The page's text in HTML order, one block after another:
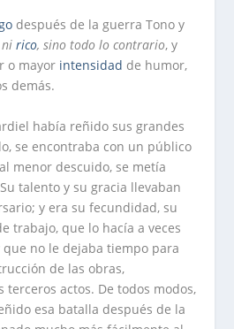
después de la guerra Tono y
nirico, sino todo lo contrario, y
o mayor intensidad de humor,
demás.
había reñido sus grandes
se encontraba con un público
menor descuido, se metía
talento y su gracia llevaban
y era su fecundidad, su
trabajo, que lo hacía a veces
no le dejaba tiempo para
de las obras,
terceros actos. De todos modos,
esa batalla después de la